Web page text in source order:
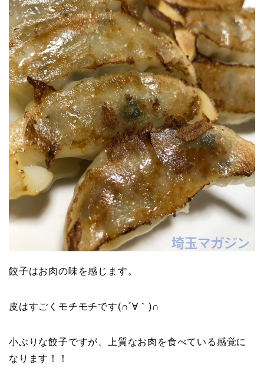
餃子はお肉の味を感じます。
皮はすごくモチモチです(∩´∀｀)∩
小ぶりな餃子ですが、上質なお肉を食べている感覚に
なります！！